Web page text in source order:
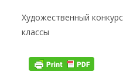
Художественный
классы